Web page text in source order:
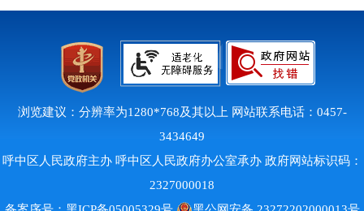
浏览建议：分辨率为1280*768及其以上 网站联系电话：0457-
3434649
呼中区人民政府主办 呼中区人民政府办公室承办 政府网站标识码：
2327000018